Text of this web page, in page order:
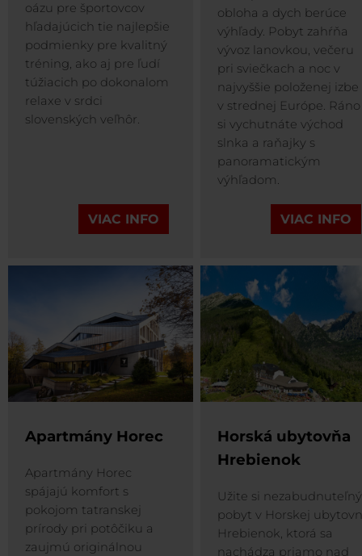
oázu pre športovcov
hľadajúcich tie najlepšie
podmienky pre kvalitný
tréning, ako aj pre ľudí
túžiacich po dokonalom
relaxe v srdci
slovenských veľhôr.
VIAC INFO
obloha a dych berúce
výhľady. Pobyt zahŕňa
vývoz lanovkou, večeru
pri sviečkach a noc v
najvyššie položenej izbe
v strednej Európe. Ráno
si vychutnáte východ
slnka a raňajky s
panoramatickým
výhľadom.
VIAC INFO
Apartmány Horec
Apartmány Horec
spájajú komfort s
pokojom tatranskej
prírody pri potôčiku a
zaujmú originálnou
Horská ubytovňa
Hrebienok
Užite si nezabudnuteľný
pobyt v Horskej
Hrebienok, ktorá sa
nachádza priamo nad